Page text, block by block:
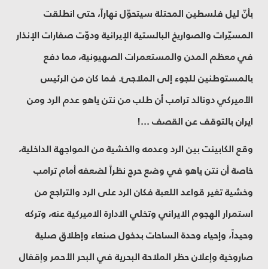
بأنّ ليل فلسطين المحتلة سيتحوّل نهاراً، حتى انطلقت
المسيّرات والصواريخ البالستية الإيرانية ودوّت صفارات الإنذار
في معظم المدن والمستعمرات الصهيونية، مما دفع
بالمستوطنين للجوء إلى الملاجئ. فما كان من الرئيس
الأميركي دونالد ترامب أن طلب من نتن ياهو عدم الرد ومن
ايران بالتوقف عن القصف ...!
وقع الكابينت بين الرد وعدمه والخشية من المواجهة الداخلية،
خاصة أن نتن ياهو في وضع حرج نظراً لضعفه أمام ترامب
وخشية تغير قواعد اللعبة فكان الرد على الرد والتراجع من
استمرار الهجوم الايراني وتخلي الادارة الاميركية عنه، وتركه
وحيداً، وإحياء وحدة الساحات بدخول صنعاء وإطلاق صلية
صاروخية وإعلان حظر الملاحة البحرية في البحر الأحمر وإقفال